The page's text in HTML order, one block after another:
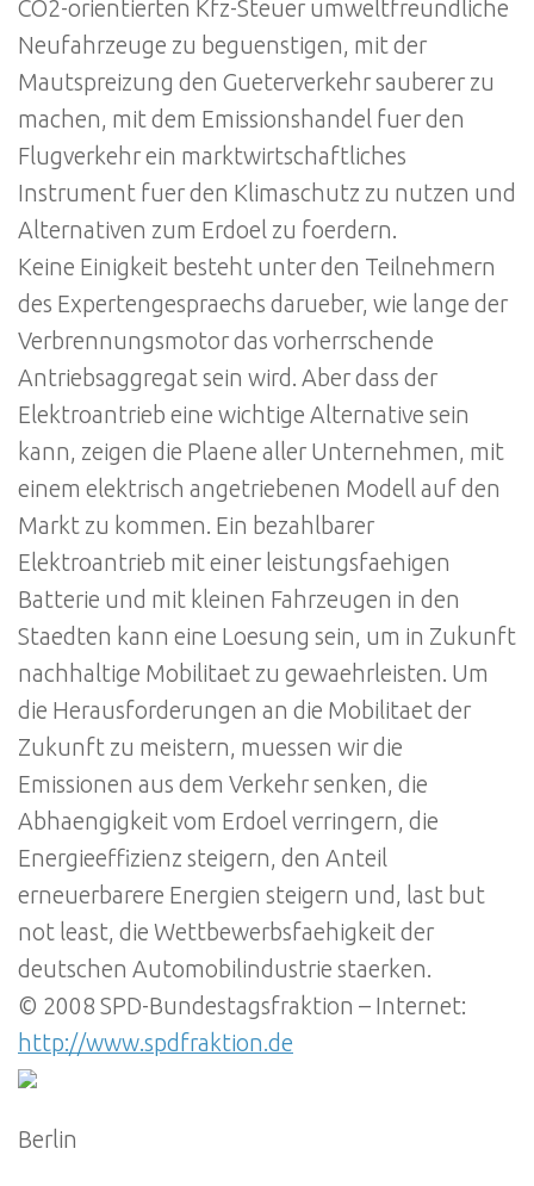
CO2-orientierten Kfz-Steuer umweltfreundliche
Neufahrzeuge zu beguenstigen, mit der
Mautspreizung den Gueterverkehr sauberer zu
machen, mit dem Emissionshandel fuer den
Flugverkehr ein marktwirtschaftliches
Instrument fuer den Klimaschutz zu nutzen und
Alternativen zum Erdoel zu foerdern.
Keine Einigkeit besteht unter den Teilnehmern
des Expertengespraechs darueber, wie lange der
Verbrennungsmotor das vorherrschende
Antriebsaggregat sein wird. Aber dass der
Elektroantrieb eine wichtige Alternative sein
kann, zeigen die Plaene aller Unternehmen, mit
einem elektrisch angetriebenen Modell auf den
Markt zu kommen. Ein bezahlbarer
Elektroantrieb mit einer leistungsfaehigen
Batterie und mit kleinen Fahrzeugen in den
Staedten kann eine Loesung sein, um in Zukunft
nachhaltige Mobilitaet zu gewaehrleisten. Um
die Herausforderungen an die Mobilitaet der
Zukunft zu meistern, muessen wir die
Emissionen aus dem Verkehr senken, die
Abhaengigkeit vom Erdoel verringern, die
Energieeffizienz steigern, den Anteil
erneuerbarere Energien steigern und, last but
not least, die Wettbewerbsfaehigkeit der
deutschen Automobilindustrie staerken.
© 2008 SPD-Bundestagsfraktion – Internet:
http://www.spdfraktion.de
Berlin